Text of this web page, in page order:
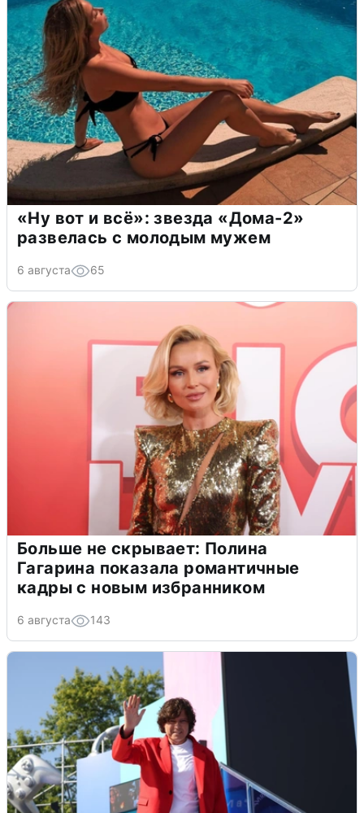
«Ну вот и всё»: звезда «Дома-2»
развелась с молодым мужем
6 августа 65
Больше не скрывает: Полина
Гагарина показала романтичные
кадры с новым избранником
6 августа 143